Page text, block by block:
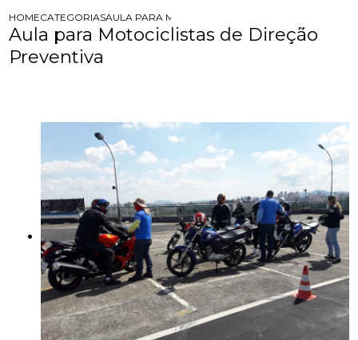
HOMECATEGORIASAULA PARA MOTOCICLISTAS DE DIRECAO
Aula para Motociclistas de Direção
Preventiva